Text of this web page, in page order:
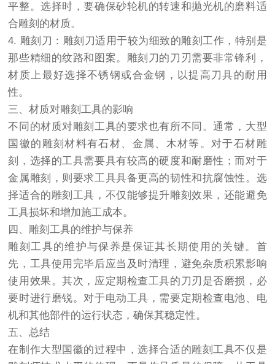
平整。选择时，要确保砂轮机的转速和抛光机的磨料适
合雕刻的材质。
4. 雕刻刀：雕刻刀适用于较为细致的雕刻工作，特别是
那些精细的纹路和图案。雕刻刀的刀刃需要非常锋利，
材质上最好选择不锈钢或合金钢，以提高刀具的耐用
性。
三、材质对雕刻工具的影响
不同的材质对雕刻工具的要求也有所不同。通常，大型
国徽的雕刻材料有石材、金属、木材等。对于石材雕
刻，选择的工具需要具有较高的硬度和耐磨性；而对于
金属雕刻，则要求工具具备更高的韧性和抗腐蚀性。选
择适合的雕刻工具，不仅能够提升雕刻效果，还能避免
工具损坏和增加施工成本。
四、雕刻工具的维护与保养
雕刻工具的维护与保养是保证其长期使用的关键。首
先，工具使用完毕后应当及时清理，避免杂质积累影响
使用效果。其次，应定期检查工具的刀刃是否磨损，必
要时进行磨锐。对于电动工具，需要定期检查电池、电
机和其他部件的运行状态，确保其稳定性。
五、总结
在制作大型国徽的过程中，选择合适的雕刻工具不仅是